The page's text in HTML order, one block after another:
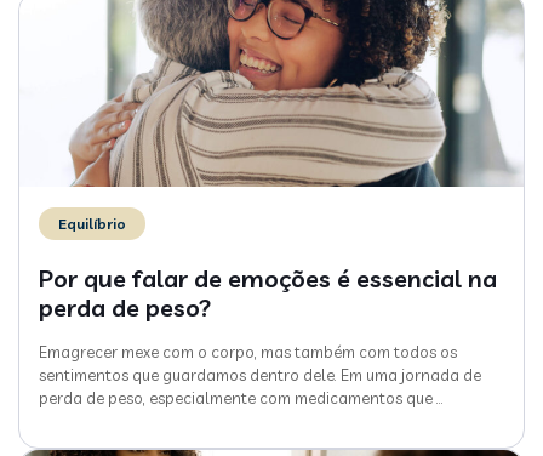
Equilíbrio
Por que falar de emoções é essencial na
perda de peso?
Emagrecer mexe com o corpo, mas também com todos os
sentimentos que guardamos dentro dele. Em uma jornada de
perda de peso, especialmente com medicamentos que